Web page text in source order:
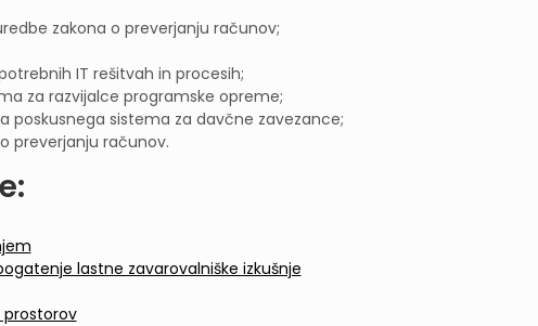
zakona o preverjanju računov;
IT rešitvah in procesih;
za razvijalce programske opreme;
poskusnega sistema za davčne zavezance;
preverjanju računov.
lastne zavarovalniške izkušnje